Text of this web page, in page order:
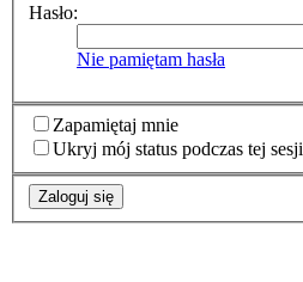
Hasło:
Nie pamiętam hasła
Zapamiętaj mnie
Ukryj mój status podczas tej sesji